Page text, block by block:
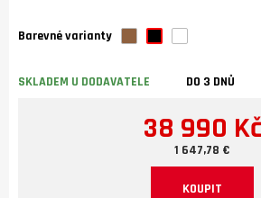
Barevné varianty
SKLADEM U DODAVATELE DO 3 DNŮ
38 990 Kč
1 647,78 €
KOUPIT